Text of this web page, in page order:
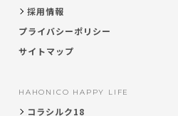
HAHONICO HAPPY LIFE
コラシルク18
採用情報
プライバシーポリシー
サイトマップ